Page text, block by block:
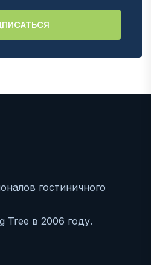
гостиничного
Tree в 2006 году.